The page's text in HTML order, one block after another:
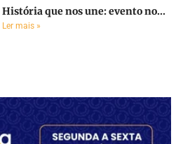
História que nos une: evento no...
Ler mais »